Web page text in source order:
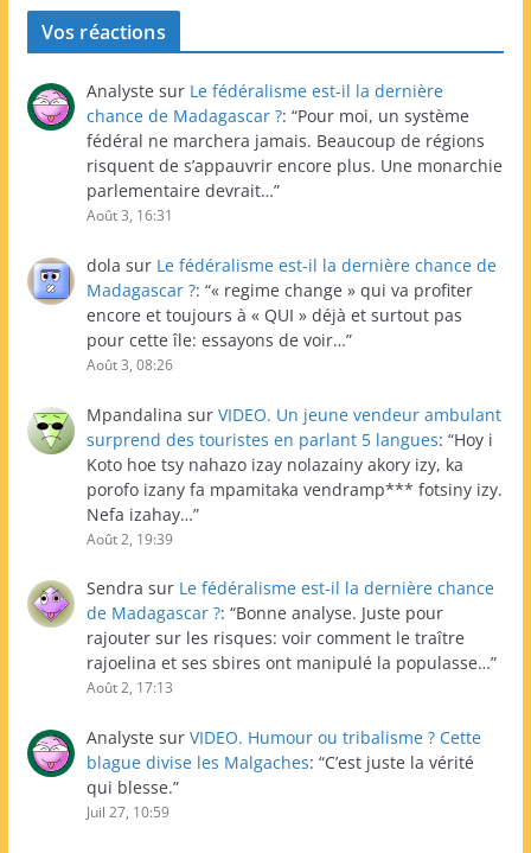
Vos réactions
Analyste sur Le fédéralisme est-il la dernière
chance de Madagascar ?: “Pour moi, un système
fédéral ne marchera jamais. Beaucoup de régions
risquent de s’appauvrir encore plus. Une monarchie
parlementaire devrait…”
Août 3, 16:31
dola sur Le fédéralisme est-il la dernière chance de
Madagascar ?: “« regime change » qui va profiter
encore et toujours à « QUI » déjà et surtout pas
pour cette île: essayons de voir…”
Août 3, 08:26
Mpandalina sur VIDEO. Un jeune vendeur ambulant
surprend des touristes en parlant 5 langues: “Hoy i
Koto hoe tsy nahazo izay nolazainy akory izy, ka
porofo izany fa mpamitaka vendramp*** fotsiny izy.
Nefa izahay…”
Août 2, 19:39
Sendra sur Le fédéralisme est-il la dernière chance
de Madagascar ?: “Bonne analyse. Juste pour
rajouter sur les risques: voir comment le traître
rajoelina et ses sbires ont manipulé la populasse…”
Août 2, 17:13
Analyste sur VIDEO. Humour ou tribalisme ? Cette
blague divise les Malgaches: “C’est juste la vérité
qui blesse.”
Juil 27, 10:59